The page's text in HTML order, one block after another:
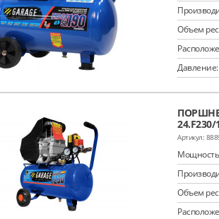
Объем
Давление:
24.F230/
Объем